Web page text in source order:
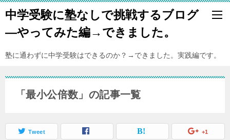
中学受験に塾なしで挑戦するブログ
―やってみた編→できました。
塾に通わずに中学受験はできるのか？→できました。実践編です。
「最小公倍数」の記事一覧
Tweet +1